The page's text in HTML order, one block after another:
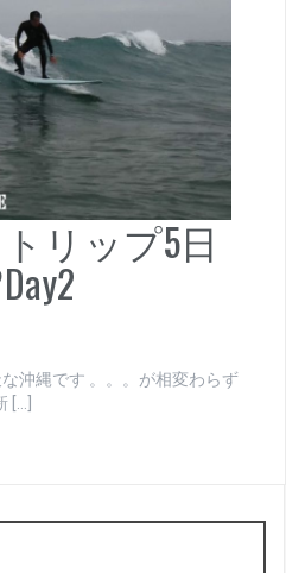
リップ5日
沖縄です 。。。が相変わらず
[…]